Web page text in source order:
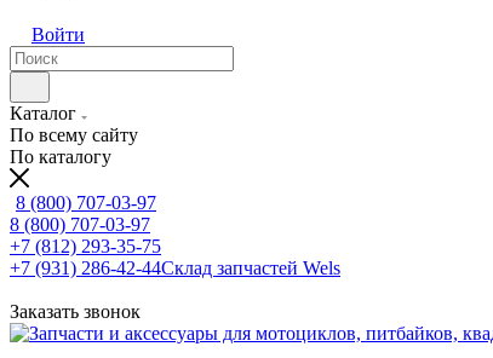
Войти
Каталог
По всему сайту
По каталогу
8 (800) 707-03-97
8 (800) 707-03-97
+7 (812) 293-35-75
+7 (931) 286-42-44Склад запчастей Wels
Заказать звонок